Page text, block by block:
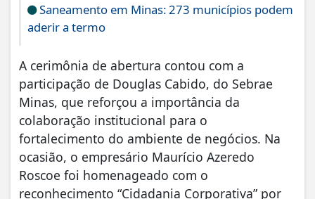
Saneamento em Minas: 273 municípios podem
aderir a termo
A cerimônia de abertura contou com a
participação de Douglas Cabido, do Sebrae
Minas, que reforçou a importância da
colaboração institucional para o
fortalecimento do ambiente de negócios. Na
ocasião, o empresário Maurício Azeredo
Roscoe foi homenageado com o
reconhecimento “Cidadania Corporativa” por